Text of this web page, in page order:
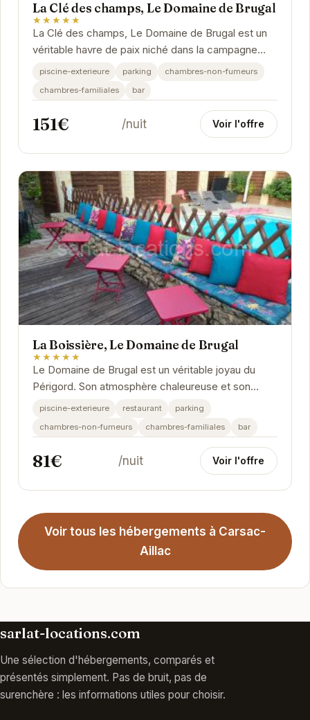
La Clé des champs, Le Domaine de Brugal
★★★★★
La Clé des champs, Le Domaine de Brugal est un
véritable havre de paix niché dans la campagne
périgourdine. L'établissement propose des
piscine-exterieure parking
chambres-non-fumeurs
chambres-familiales
bar
151€ /nuit Voir l'offre
La Boissière, Le Domaine de Brugal
★★★★★
Le Domaine de Brugal est un véritable joyau du
Périgord. Son atmosphère chaleureuse et son
cadre idyllique invitent à la détente et au...
piscine-exterieure restaurant
parking
chambres-non-fumeurs
chambres-familiales bar
81€ /nuit Voir l'offre
Voir tous les hébergements à Carsac-
Aillac
sarlat-locations.com
Une sélection d'hébergements, comparés et
présentés simplement. Pas de bruit, pas de
surenchère : les informations utiles pour choisir.